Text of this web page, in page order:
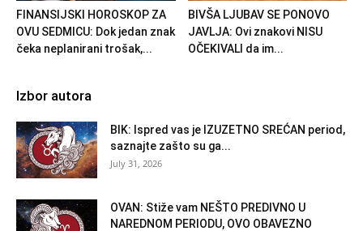
FINANSIJSKI HOROSKOP ZA
OVU SEDMICU: Dok jedan znak
čeka neplanirani trošak,...
BIVŠA LJUBAV SE PONOVO
JAVLJA: Ovi znakovi NISU
OČEKIVALI da im...
Izbor autora
BIK: Ispred vas je IZUZETNO SREĆAN period,
saznajte zašto su ga...
July 31, 2026
OVAN: Stiže vam NEŠTO PREDIVNO U
NAREDNOM PERIODU, OVO OBAVEZNO